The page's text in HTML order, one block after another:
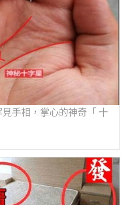
手相，掌心的神奇「 十